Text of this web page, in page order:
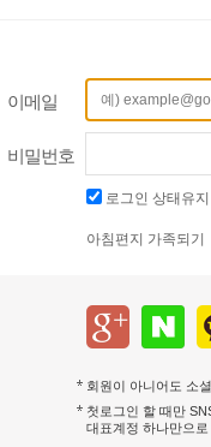
이메일
비밀번호
로그인 상태유지
아침편지 가족되기
회원이 아니어도 소
첫로그인 할 때만
대표계정 하나만으